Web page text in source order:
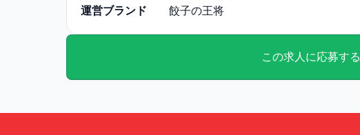
運営ブランド
餃子の王将
この求人に応募する